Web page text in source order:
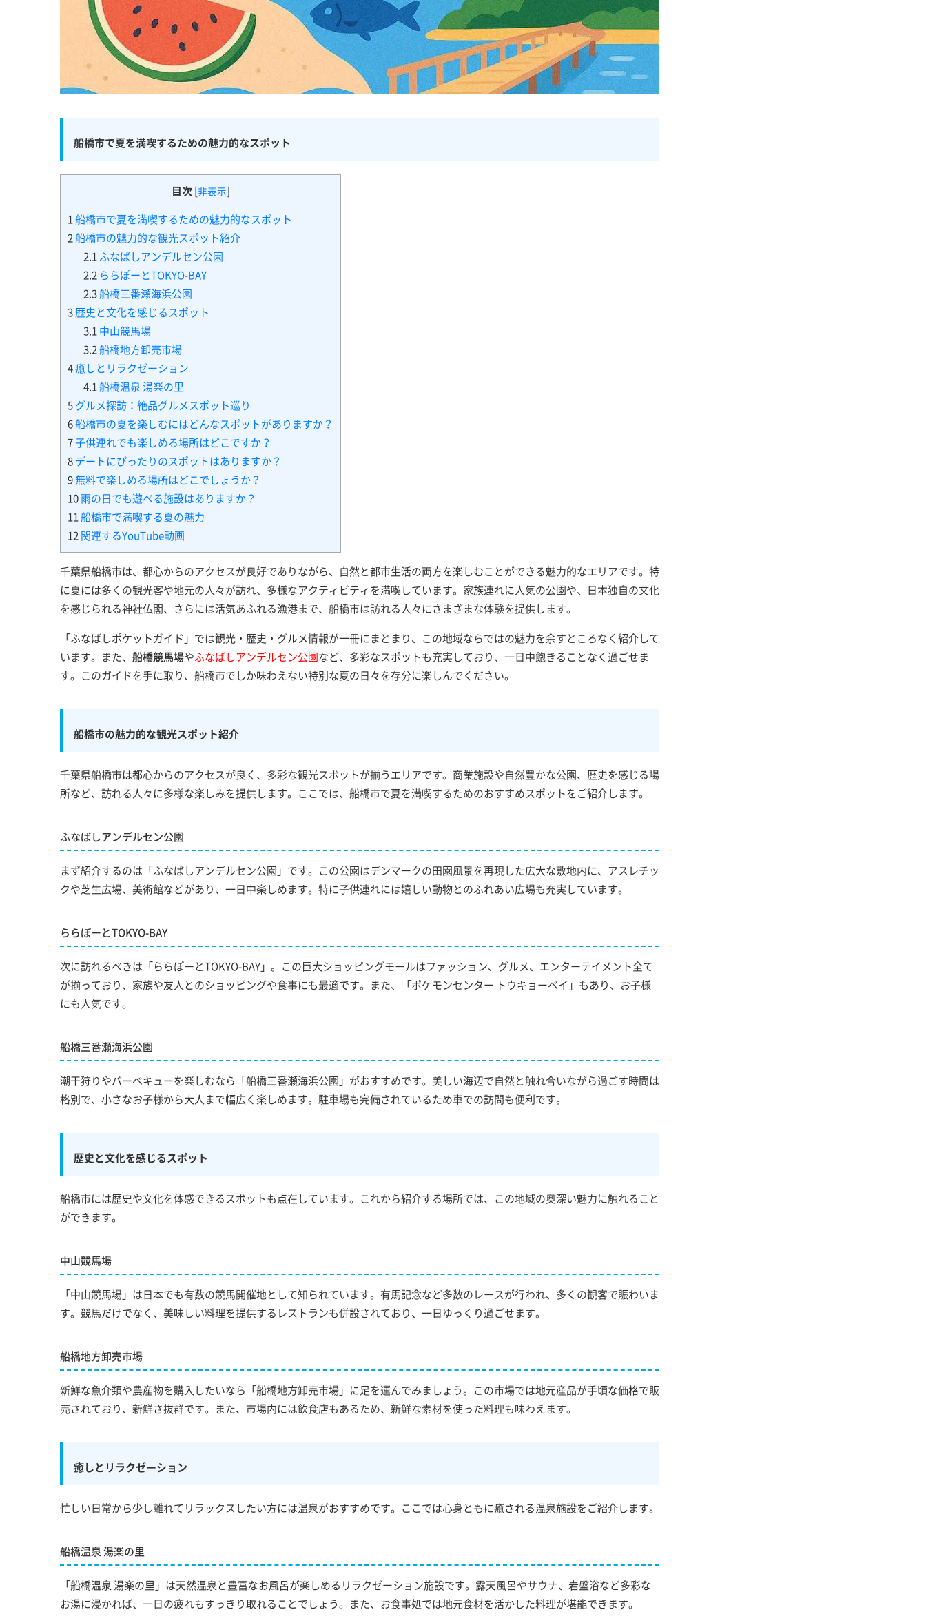
船橋市で夏を満喫するための魅力的なスポット
目次 非表示
1 船橋市で夏を満喫するための魅力的なスポット
2 船橋市の魅力的な観光スポット紹介
2.1 ふなばしアンデルセン公園
2.2 ららぽーとTOKYO-BAY
2.3船橋三番瀬海浜公園
3 歴史と文化を感じるスポット
3.1 中山競馬場
3.2 船橋地方卸売市場
4 癒しとリラクゼーション
4.1 船橋温泉 湯楽の里
5 グルメ探訪：絶品グルメスポット巡り
6 船橋市の夏を楽しむにはどんなスポットがありますか？
7 子供連れでも楽しめる場所はどこですか？
8 デートにぴったりのスポットはありますか？
9 無料で楽しめる場所はどこでしょうか？
10 雨の日でも遊べる施設はありますか？
11 船橋市で満喫する夏の魅力
12 関連するYouTube動画
千葉県船橋市は、都心からのアクセスが良好でありながら、自然と都市生活の両方を楽しむことができる魅力的なエリアです。特
に夏には多くの観光客や地元の人々が訪れ、多様なアクティビティを満喫しています。家族連れに人気の公園や、日本独自の文化
を感じられる神社仏閣、さらには活気あふれる漁港まで、船橋市は訪れる人々にさまざまな体験を提供します。
「ふなばしポケットガイド」では観光・歴史・グルメ情報が一冊にまとまり、この地域ならではの魅力を余すところなく紹介して
います。また、 船橋競馬場やふなばしアンデルセン公園 など、多彩なスポットも充実しており、一日中飽きることなく過ごせま
す。このガイドを手に取り、船橋市でしか味わえない特別な夏の日々を存分に楽しんでください。
船橋市の魅力的な観光スポット紹介
千葉県船橋市は都心からのアクセスが良く、多彩な観光スポットが揃うエリアです。商業施設や自然豊かな公園、歴史を感じる場
所など、訪れる人々に多様な楽しみを提供します。ここでは、船橋市で夏を満喫するためのおすすめスポットをご紹介します。
ふなばしアンデルセン公園
まず紹介するのは「ふなばしアンデルセン公園」です。この公園はデンマークの田園風景を再現した広大な敷地内に、アスレチッ
クや芝生広場、美術館などがあり、一日中楽しめます。特に子供連れには嬉しい動物とのふれあい広場も充実しています。
ららぽーとTOKYO-BAY
次に訪れるべきは「ららぽーとTOKYO-BAY」。この巨大ショッピングモールはファッション、グルメ、エンターテイメント全て
が揃っており、家族や友人とのショッピングや食事にも最適です。また、「ポケモンセンター トウキョーベイ」もあり、お子様
にも人気です。
船橋三番瀬海浜公園
潮干狩りやバーベキューを楽しむなら「船橋三番瀬海浜公園」がおすすめです。美しい海辺で自然と触れ合いながら過ごす時間は
格別で、小さなお子様から大人まで幅広く楽しめます。駐車場も完備されているため車での訪問も便利です。
歴史と文化を感じるスポット
船橋市には歴史や文化を体感できるスポットも点在しています。これから紹介する場所では、この地域の奥深い魅力に触れること
ができます。
中山競馬場
「中山競馬場」は日本でも有数の競馬開催地として知られています。有馬記念など多数のレースが行われ、多くの観客で賑わいま
す。競馬だけでなく、美味しい料理を提供するレストランも併設されており、一日ゆっくり過ごせます。
船橋地方卸売市場
新鮮な魚介類や農産物を購入したいなら「船橋地方卸売市場」に足を運んでみましょう。この市場では地元産品が手頃な価格で販
売されており、新鮮さ抜群です。また、市場内には飲食店もあるため、新鮮な素材を使った料理も味わえます。
癒しとリラクゼーション
忙しい日常から少し離れてリラックスしたい方には温泉がおすすめです。ここでは心身ともに癒される温泉施設をご紹介します。
船橋温泉 湯楽の里
「船橋温泉 湯楽の里」は天然温泉と豊富なお風呂が楽しめるリラクゼーション施設です。露天風呂やサウナ、岩盤浴など多彩な
お湯に浸かれば、一日の疲れもすっきり取れることでしょう。また、お食事処では地元食材を活かした料理が堪能できます。